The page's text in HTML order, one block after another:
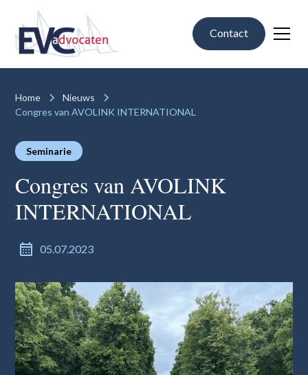
Contact
Home
Nieuws
Congres van AVOLINK INTERNATIONAL
Seminarie
Congres van AVOLINK
INTERNATIONAL
05.07.2023